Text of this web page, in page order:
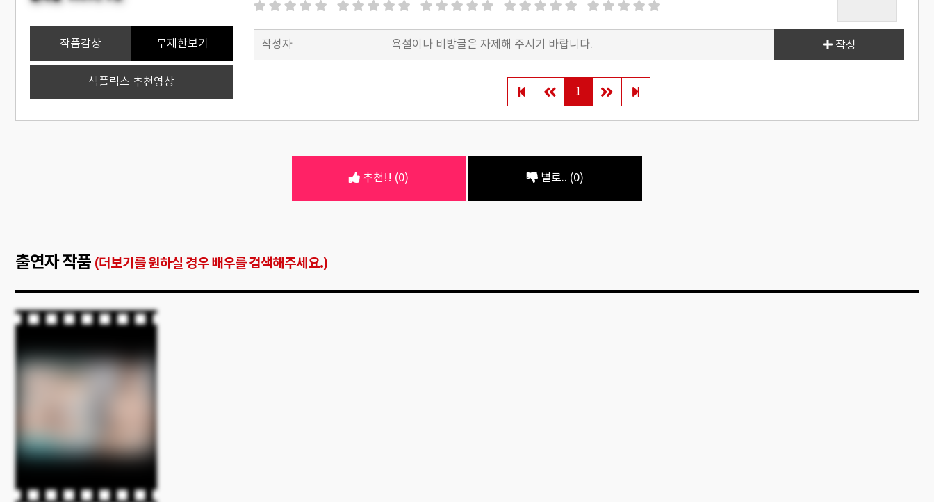
작품감상 무제한보기
섹플릭스 추천영상
작성
1
추천!! (0) 별로.. (0)
출연자 작품 (더보기를 원하실 경우 배우를 검색해주세요.)